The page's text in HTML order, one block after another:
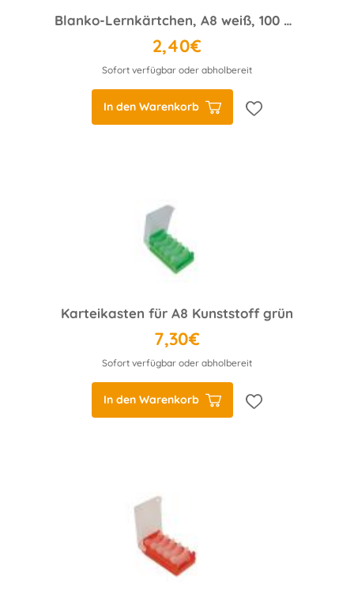
Blanko-Lernkärtchen, A8 weiß, 100 Stück, liniert
2,40€
Sofort verfügbar oder abholbereit
In den Warenkorb
Karteikasten für A8 Kunststoff grün
7,30€
Sofort verfügbar oder abholbereit
In den Warenkorb